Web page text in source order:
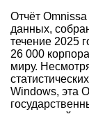
Отчёт
данных,
течение 2025
26 000
миру.
Windows, эта